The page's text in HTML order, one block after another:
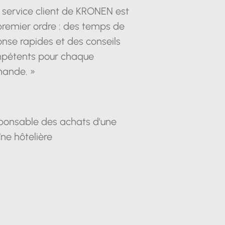
service client de KRONEN est
ordre : des temps de
rapides et des conseils
pour chaque
»
des achats d'une
hôtelière